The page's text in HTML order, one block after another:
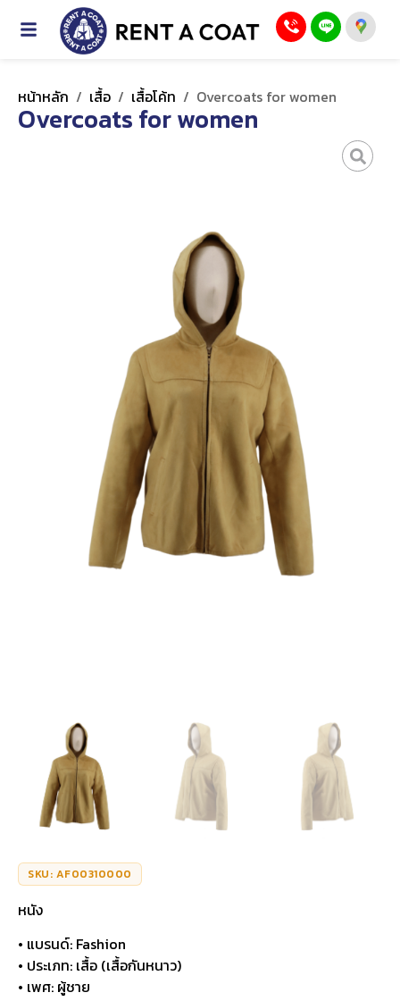
หน้าหลัก / เสื้อ / เสื้อโค้ท / Overcoats for women
Overcoats for women
SKU: AF00310000
หนัง
• แบรนด์: Fashion
• ประเภท: เสื้อ (เสื้อกันหนาว)
• เพศ: ผู้ชาย